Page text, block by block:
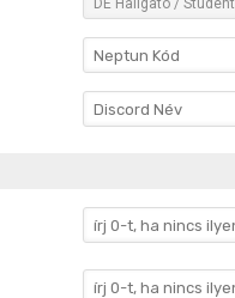
DE Hallgató / Student